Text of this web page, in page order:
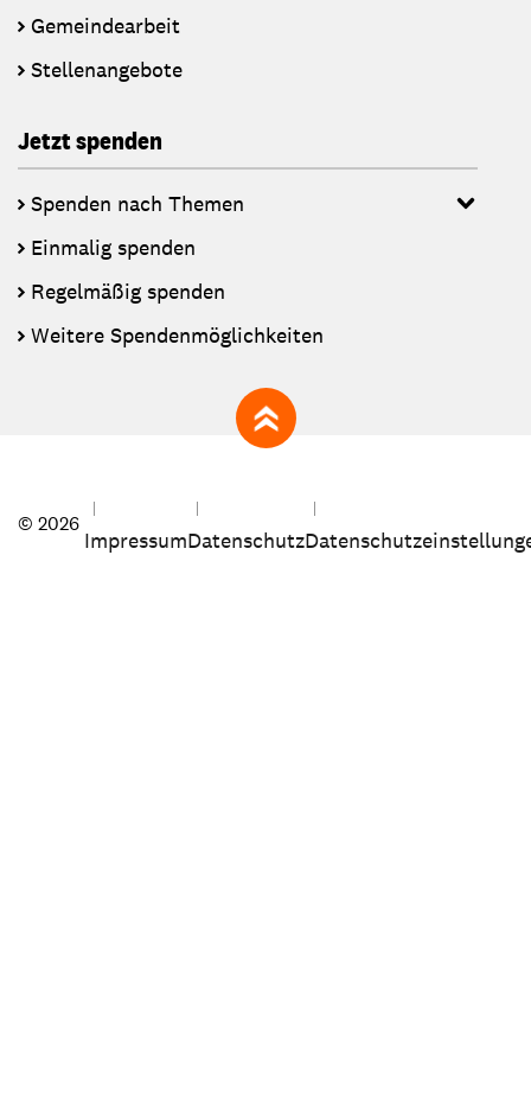
Gemeindearbeit
Stellenangebote
Jetzt spenden
Spenden nach Themen
Einmalig spenden
Regelmäßig spenden
Weitere Spendenmöglichkeiten
zum Seitenanfang
© 2026
ImpressumDatenschutz